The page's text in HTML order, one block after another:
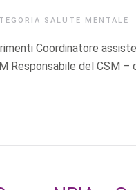
SALUTE MENTALE
Coordinatore
Responsabile del CSM –